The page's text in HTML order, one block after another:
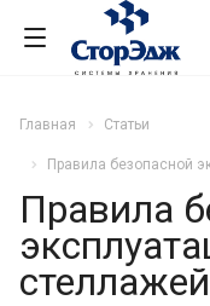
Главная Статьи
Правила безопасной
Правила
стеллажей